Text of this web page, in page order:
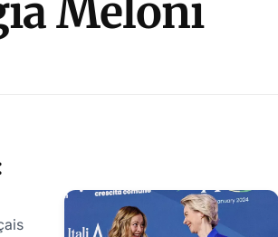
Meloni